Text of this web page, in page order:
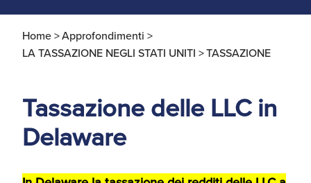
ExportUSA a Bruxelles
I Partner di ExportUSA
New York, Corp.
Servizi Expat Italiani
negli USA
Home >Approfondimenti >
LA TASSAZIONE NEGLI STATI UNITI >TASSAZIONE
Tassazione delle LLC in
Delaware